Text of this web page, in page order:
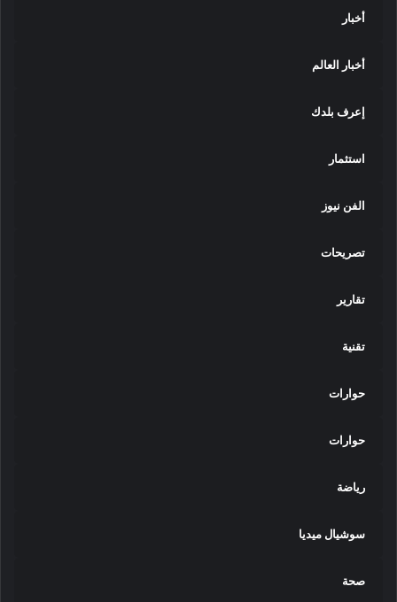
أخبار
أخبار العالم
إعرف بلدك
استثمار
الفن نيوز
تصريحات
تقارير
تقنية
حوارات
حوارات
رياضة
سوشيال ميديا
صحة